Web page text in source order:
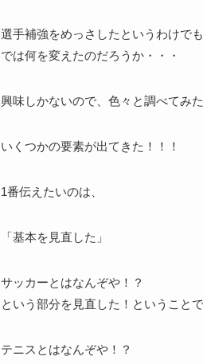
選手補強をめっさしたというわけで
では何を変えたのだろうか・・・
興味しかないので、色々と調べてみた
いくつかの要素が出てきた！！！
1番伝えたいのは、
「基本を見直した」
サッカーとはなんぞや！？
という部分を見直した！ということで
テニスとはなんぞや！？